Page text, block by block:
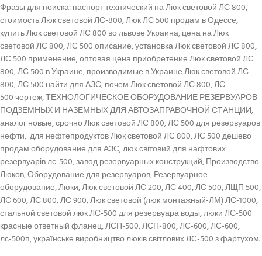
Фразы для поиска: паспорт технический на Люк световой ЛС 800,
стоимость Люк световой ЛС-800, Люк ЛС 500 продам в Одессе,
купить Люк световой ЛС 800 во львове Украина, цена на Люк
световой ЛС 800, ЛС 500 описание, установка Люк световой ЛС 800,
ЛС 500 применение, оптовая цена приобретение Люк световой ЛС
800, ЛС 500 в Украине, производимые в Украине Люк световой ЛС
800, ЛС 500 найти для АЗС, почем Люк световой ЛС 800, ЛС
500 чертеж, ТЕХНОЛОГИЧЕСКОЕ ОБОРУДОВАНИЕ РЕЗЕРВУАРОВ
ПОДЗЕМНЫХ И НАЗЕМНЫХ ДЛЯ АВТОЗАПРАВОЧНОЙ СТАНЦИИ,
аналог новые, срочно Люк световой ЛС 800, ЛС 500 для резервуаров
нефти, для нефтепродуктов Люк световой ЛС 800, ЛС 500 дешево
продам оборудование для АЗС, люк світовий для нафтових
резервуарів лс-500, завод резервуарных конструкций, Производство
Люков, Оборудование для резервуаров, Резервуарное
оборудование, Люки, Люк световой ЛС 200, ЛС 400, ЛС 500, ЛЩП 500,
ЛС 600, ЛС 800, ЛС 900, Люк световой (люк монтажный-ЛМ) ЛС-1000,
стальной световой люк ЛС-500 для резервуара воды, люки ЛС-500
красные ответный фланец, ЛСП-500, ЛСП-800, ЛС-600, ЛС-600,
лс-500п, українське виробництво люків світлових ЛС-500 з фартухом.